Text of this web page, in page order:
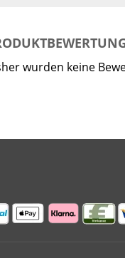
wurden keine